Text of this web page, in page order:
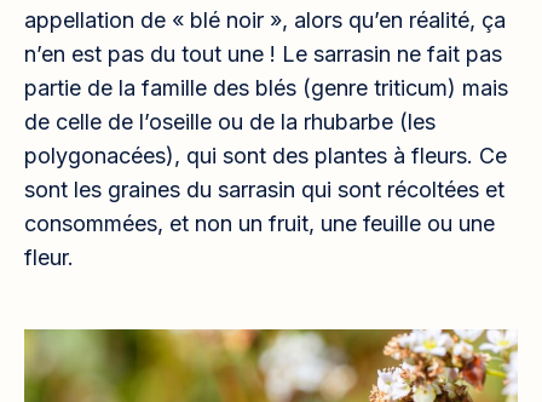
appellation de « blé noir », alors qu’en réalité, ça
n’en est pas du tout une ! Le sarrasin ne fait pas
partie de la famille des blés (genre triticum) mais
de celle de l’oseille ou de la rhubarbe (les
polygonacées), qui sont des plantes à fleurs. Ce
sont les graines du sarrasin qui sont récoltées et
consommées, et non un fruit, une feuille ou une
fleur.